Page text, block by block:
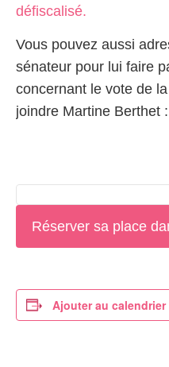
défiscalisé.
Vous pouvez aussi
sénateur pour lui faire
concernant le vote de
joindre Martine Berthet :
Réserver sa place
Ajouter au calendrier